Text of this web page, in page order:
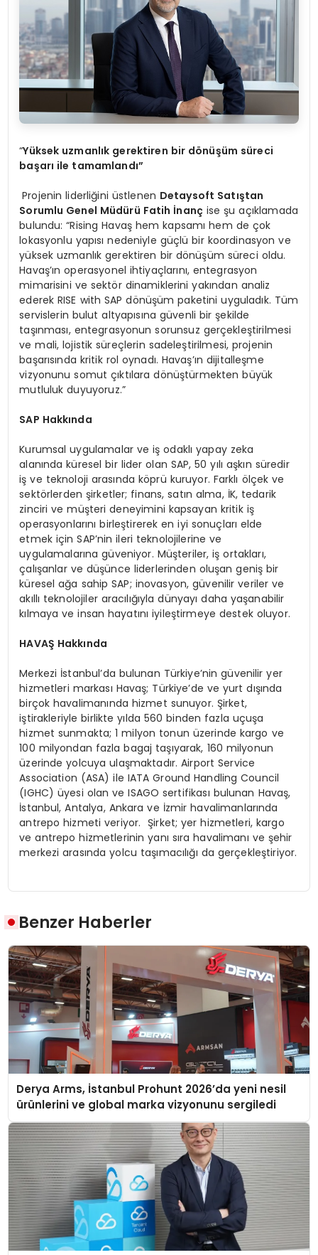
“Yüksek uzmanlık gerektiren bir dönüşüm süreci
başarı ile tamamlandı”
Projenin liderliğini üstlenen Detaysoft Satıştan
Sorumlu Genel Müdürü Fatih İnanç ise şu açıklamada
bulundu: “Rising Havaş hem kapsamı hem de çok
lokasyonlu yapısı nedeniyle güçlü bir koordinasyon ve
yüksek uzmanlık gerektiren bir dönüşüm süreci oldu.
Havaş’ın operasyonel ihtiyaçlarını, entegrasyon
mimarisini ve sektör dinamiklerini yakından analiz
ederek RISE with SAP dönüşüm paketini uyguladık. Tüm
servislerin bulut altyapısına güvenli bir şekilde
taşınması, entegrasyonun sorunsuz gerçekleştirilmesi
ve mali, lojistik süreçlerin sadeleştirilmesi, projenin
başarısında kritik rol oynadı. Havaş’ın dijitalleşme
vizyonunu somut çıktılara dönüştürmekten büyük
mutluluk duyuyoruz.”
SAP Hakkında
Kurumsal uygulamalar ve iş odaklı yapay zeka
alanında küresel bir lider olan SAP, 50 yılı aşkın süredir
iş ve teknoloji arasında köprü kuruyor. Farklı ölçek ve
sektörlerden şirketler; finans, satın alma, İK, tedarik
zinciri ve müşteri deneyimini kapsayan kritik iş
operasyonlarını birleştirerek en iyi sonuçları elde
etmek için SAP’nin ileri teknolojilerine ve
uygulamalarına güveniyor. Müşteriler, iş ortakları,
çalışanlar ve düşünce liderlerinden oluşan geniş bir
küresel ağa sahip SAP; inovasyon, güvenilir veriler ve
akıllı teknolojiler aracılığıyla dünyayı daha yaşanabilir
kılmaya ve insan hayatını iyileştirmeye destek oluyor.
HAVAŞ Hakkında
Merkezi İstanbul’da bulunan Türkiye’nin güvenilir yer
hizmetleri markası Havaş; Türkiye’de ve yurt dışında
birçok havalimanında hizmet sunuyor. Şirket,
iştirakleriyle birlikte yılda 560 binden fazla uçuşa
hizmet sunmakta; 1 milyon tonun üzerinde kargo ve
100 milyondan fazla bagaj taşıyarak, 160 milyonun
üzerinde yolcuya ulaşmaktadır. Airport Service
Association (ASA) ile IATA Ground Handling Council
(IGHC) üyesi olan ve ISAGO sertifikası bulunan Havaş,
İstanbul, Antalya, Ankara ve İzmir havalimanlarında
antrepo hizmeti veriyor. Şirket; yer hizmetleri, kargo
ve antrepo hizmetlerinin yanı sıra havalimanı ve şehir
merkezi arasında yolcu taşımacılığı da gerçekleştiriyor.
Benzer Haberler
Derya Arms, İstanbul Prohunt 2026’da yeni nesil
ürünlerini ve global marka vizyonunu sergiledi